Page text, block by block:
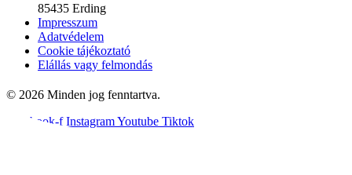
85435 Erding
Impresszum
Adatvédelem
Cookie tájékoztató
Elállás vagy felmondás
© 2026 Minden jog fenntartva.
Facebook-f InstagramYoutube Tiktok